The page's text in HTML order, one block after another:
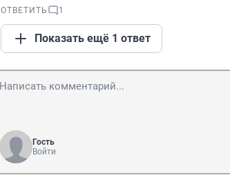
ОТВЕТИТЬ 1
Показать ещё 1 ответ
Гость
Войти